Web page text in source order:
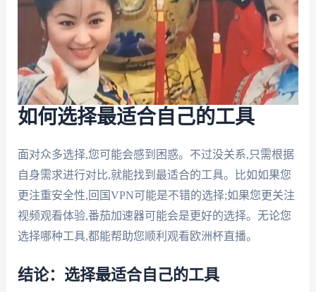
如何选择最适合自己的工具
面对众多选择,您可能会感到困惑。不过没关系,只需根据
自身需求进行对比,就能找到最适合的工具。比如如果您
更注重安全性,回国VPN可能是不错的选择;如果您更关注
视频观看体验,番茄加速器可能会是更好的选择。无论您
选择哪种工具,都能帮助您顺利观看欧洲杯直播。
结论：选择最适合自己的工具